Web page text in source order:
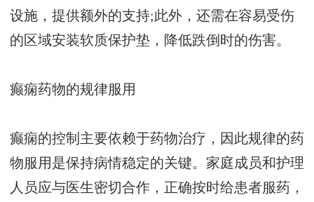
设施，提供额外的支持;此外，还需在容易受伤
的区域安装软质保护垫，降低跌倒时的伤害。
癫痫药物的规律服用
癫痫的控制主要依赖于药物治疗，因此规律的药
物服用是保持病情稳定的关键。家庭成员和护理
人员应与医生密切合作，正确按时给患者服药，